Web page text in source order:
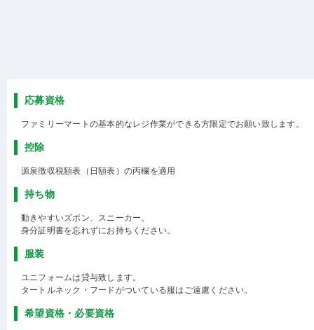
応募資格
ファミリーマートの基本的なレジ作業ができる方限定でお願い致します。
控除
源泉徴収税額表（日額表）の丙欄を適用
持ち物
動きやすいズボン、スニーカー。
身分証明書を忘れずにお持ちください。
服装
ユニフォームは貸与致します。
タートルネック・フードがついている服はご遠慮ください。
希望資格・必要資格